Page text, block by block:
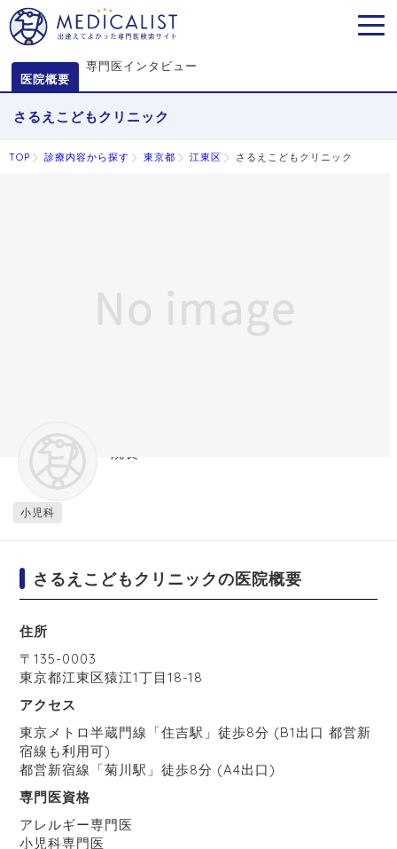
医院概要
専門医インタビュー
さるえこどもクリニック
TOP 診療内容から探す 東京都 江東区 さるえこどもクリニック
院長
小児科
さるえこどもクリニックの医院概要
住所
〒135-0003
東京都江東区猿江1丁目18-18
アクセス
東京メトロ半蔵門線「住吉駅」徒歩8分 (B1出口 都営新
宿線も利用可)
都営新宿線「菊川駅」徒歩8分 (A4出口)
専門医資格
アレルギー専門医
小児科専門医